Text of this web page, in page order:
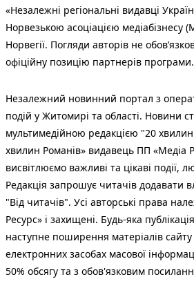
«Незалежні регіональні видавці
Норвезькою асоціацією медіабізнесу
Норвегії. Погляди авторів не
офіційну позицію партнерів програми.
Незалежний новинний портал з
подій у Житомирі та області. Новини
мультимедійною редакцією "20
хвилин Романів» видавець ПП «Медіа
висвітлюємо важливі та цікаві
Редакція запрошує читачів додавати
"Від читачів". Усі авторські права
Ресурс» і захищені. Будь-яка
наступне поширення матеріалів
електронних засобах масової
50% обсягу та з обов'язковим